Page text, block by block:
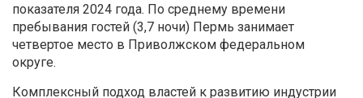
показателя 2024 года. По среднему времени
пребывания гостей (3,7 ночи) Пермь занимает
четвертое место в Приволжском федеральном
округе.
Комплексный подход властей к развитию индустрии